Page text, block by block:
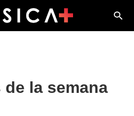
la semana